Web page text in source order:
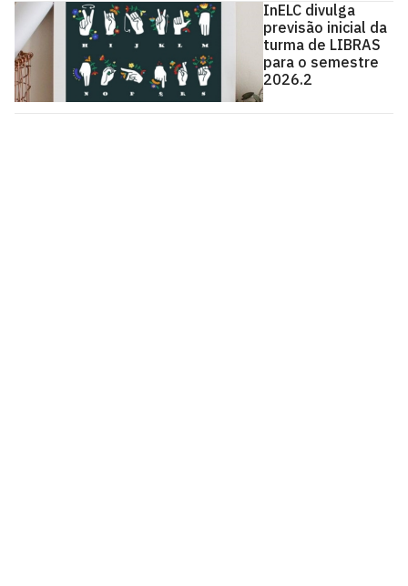
InELC divulga
previsão inicial da
turma de LIBRAS
para o semestre
2026.2